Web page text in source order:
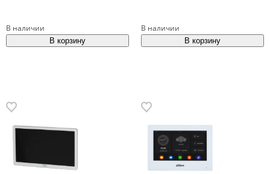
В наличии В наличии